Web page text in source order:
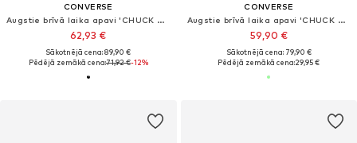
CONVERSE
Augstie brīvā laika apavi 'CHUCK TAYLOR ALL STAR LIFT PLATFORM WIDE WIDTH'
62,93 €
Sākotnējā cena: 89,90 €
Pēdējā zemākā cena:71,92 €-12%
CONVERSE
Augstie brīvā laika apavi 'CHUCK TAYLOR ALL STAR'
59,90 €
Sākotnējā cena: 79,90 €
Pēdējā zemākā cena:29,95 €